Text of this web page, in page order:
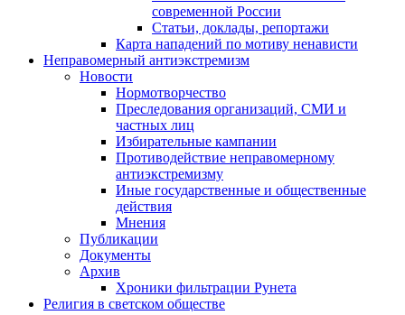
современной России
Статьи, доклады, репортажи
Карта нападений по мотиву ненависти
Неправомерный антиэкстремизм
Новости
Нормотворчество
Преследования организаций, СМИ и
частных лиц
Избирательные кампании
Противодействие неправомерному
антиэкстремизму
Иные государственные и общественные
действия
Мнения
Публикации
Документы
Архив
Хроники фильтрации Рунета
Религия в светском обществе